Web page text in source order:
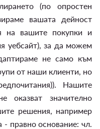
(по опростен
вашата дейност
на вашите покупки и
уебсайт), за да можем
не само към
от наши клиенти, но
Нашите
оказват значително
решения, например
- правно основание: чл.